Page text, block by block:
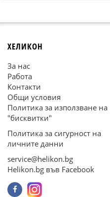
ХЕЛИКОН
За нас
Работа
Контакти
Общи условия
Политика за използване на
"бисквитки"
Политика за сигурност на
личните данни
service@helikon.bg
Helikon.bg във Facebook